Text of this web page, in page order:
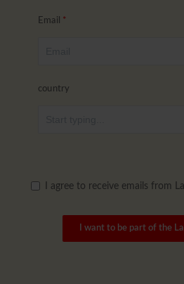
Email
country
I agree to receive emails from
I want to be part of the